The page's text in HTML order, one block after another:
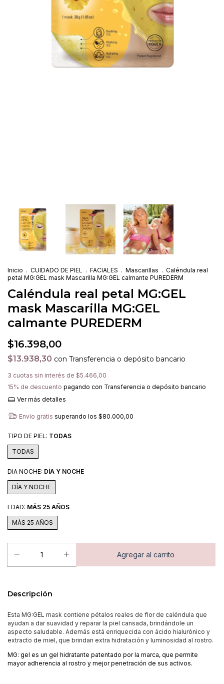
Inicio . CUIDADO DE PIEL . FACIALES . Mascarillas . Caléndula real
petal MG:GEL mask Mascarilla MG:GEL calmante PUREDERM
Caléndula real petal MG:GEL
mask Mascarilla MG:GEL
calmante PUREDERM
$16.398,00
$13.938,30 con Transferencia o depósito bancario
3 cuotas sin interés de $5.466,00
15% de descuento pagando con Transferencia o depósito bancario
Ver más detalles
Envío gratis superando los $80.000,00
TIPO DE PIEL: TODAS
TODAS
DIA NOCHE: DÍA Y NOCHE
DÍA Y NOCHE
EDAD: MÁS 25 AÑOS
MÁS 25 AÑOS
Descripción
Esta MG:GEL mask contiene pétalos reales de flor de caléndula que
ayudan a dar suavidad y reparar la piel cansada, brindándole un
aspecto saludable. Además está enriquecida con ácido hialurónico y
extracto de miel, que brindan extra hidratación y luminosidad al rostro.
MG: gel es un gel hidratante patentado por la marca, que permite
mayor adherencia al rostro y mejor penetración de sus activos.